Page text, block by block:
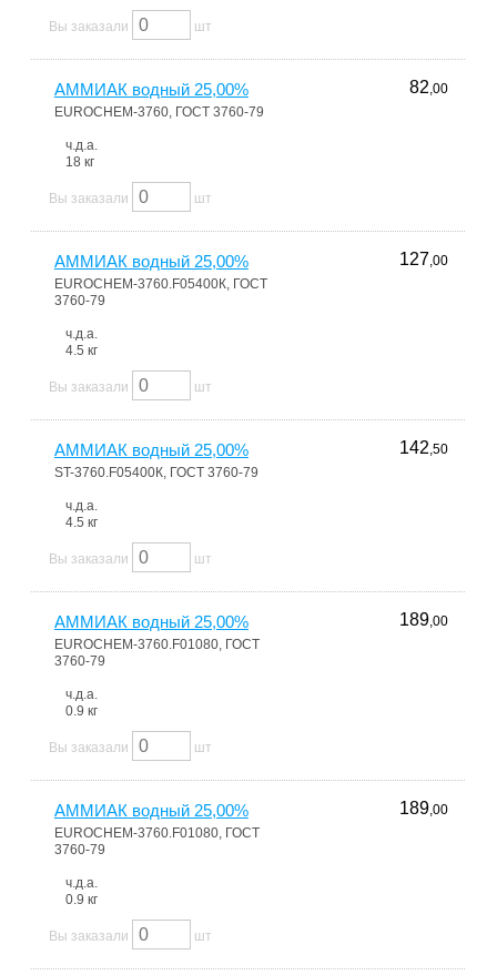
Вы заказали шт
АММИАК водный 25,00%
EUROCHEM-3760, ГОСТ 3760-79
ч.д.а.
18 кг
82,00
Вы заказали шт
АММИАК водный 25,00%
EUROCHEM-3760.F05400К, ГОСТ
3760-79
ч.д.а.
4.5 кг
127,00
Вы заказали шт
АММИАК водный 25,00%
ST-3760.F05400К, ГОСТ 3760-79
ч.д.а.
4.5 кг
142,50
Вы заказали шт
АММИАК водный 25,00%
EUROCHEM-3760.F01080, ГОСТ
3760-79
ч.д.а.
0.9 кг
189,00
Вы заказали шт
АММИАК водный 25,00%
EUROCHEM-3760.F01080, ГОСТ
3760-79
ч.д.а.
0.9 кг
189,00
Вы заказали шт